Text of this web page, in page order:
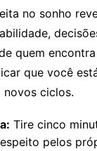
no sonho
quem
que você
novos ciclos.
Tire cinco
pelos